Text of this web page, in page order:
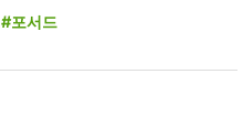
#포서드